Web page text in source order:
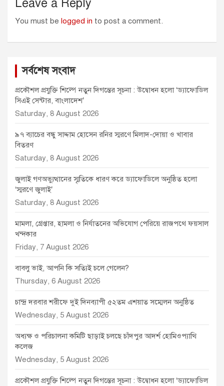
Leave a Reply
You must be logged in to post a comment.
সর্বশেষ সংবাদ
প্রকৌশল প্রযুক্তি শিল্পে নতুন দিগন্তের সূচনা : উদ্বোধন হলো ‘ড্যাফোডিল
সিএই সেন্টার, বাংলাদেশ’
Saturday, 8 August 2026
৯৭ ব্যাচের বন্ধু সাদ্দাম হোসেন রনির স্মরণে মিলাদ-দোয়া ও খাবার
বিতরণ
Saturday, 8 August 2026
জুলাই গণঅভ্যুত্থানের স্মৃতিকে ধারণ করে ড্যাফোডিলে অনুষ্ঠিত হলো
‘স্মরণে জুলাই’
Saturday, 8 August 2026
মামলা, গ্রেপ্তার, হামলা ও নির্যাতনের অভিযোগ পেরিয়ে রাজপথে ফয়সাল
খন্দকার
Friday, 7 August 2026
বাবলু ভাই, আপনি কি সত্যিই চলে গেলেন?
Thursday, 6 August 2026
চান্দ্র দরবার শরীফে দুই দিনব্যাপী ৫২তম এশয়াত সম্মেলন অনুষ্ঠিত
Wednesday, 5 August 2026
অধ্যক্ষ ও পরিচালনা কমিটি ছাড়াই চলছে চাঁদপুর আদর্শ হোমিওপ্যাথি
কলেজ
Wednesday, 5 August 2026
প্রকৌশল প্রযুক্তি শিল্পে নতুন দিগন্তের সূচনা : উদ্বোধন হলো ‘ড্যাফোডিল